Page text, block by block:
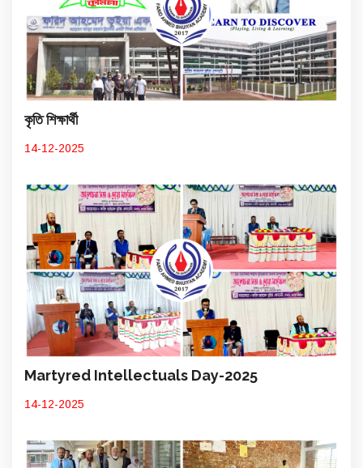
কৃতি শিক্ষার্থী
14-12-2025
Martyred Intellectuals Day-2025
14-12-2025